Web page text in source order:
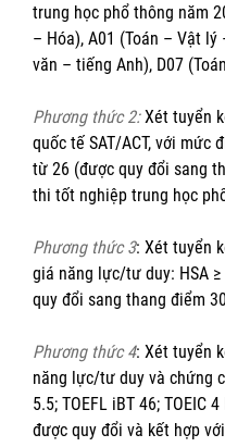
trung học phổ thông năm
– Hóa), A01 (Toán – Vật
văn – tiếng Anh), D07
Phương thức 2:Xét tuyển
quốc tế SAT/ACT, với mức
từ 26 (được quy đổi sang
thi tốt nghiệp trung học
Phương thức 3: Xét tuyển
giá năng lực/tư duy: HSA ≥
quy đổi sang thang điểm
Phương thức 4: Xét tuyển
năng lực/tư duy và chứng
5.5; TOEFL iBT 46; TOEIC
được quy đổi và kết hợp